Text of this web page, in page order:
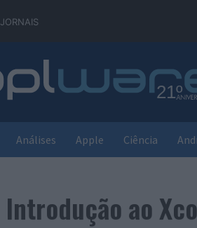
JORNAIS
Análises Apple Ciência
Introdução ao